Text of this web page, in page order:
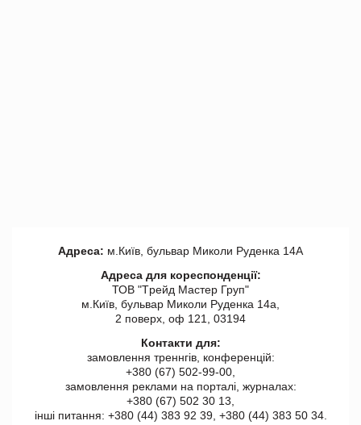
Адреса: м.Київ, бульвар Миколи Руденка 14А
Адреса для кореспонденції:
ТОВ "Tрейд Мастер Груп"
м.Київ, бульвар Миколи Руденка 14а,
2 поверх, оф 121, 03194
Контакти для:
замовлення треннгів, конференцій:
+380 (67) 502-99-00,
замовлення реклами на порталі, журналах:
+380 (67) 502 30 13,
інші питання: +380 (44) 383 92 39, +380 (44) 383 50 34.